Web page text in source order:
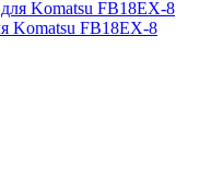
Komatsu FB18EX-8